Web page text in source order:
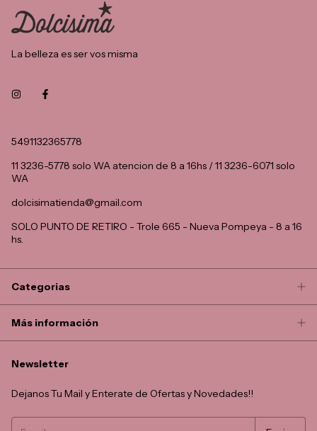
La belleza es ser vos misma
5491132365778
11 3236-5778 solo WA atencion de 8 a 16hs / 11 3236-6071 solo
WA
dolcisimatienda@gmail.com
SOLO PUNTO DE RETIRO - Trole 665 - Nueva Pompeya - 8 a 16
hs.
Categorias
Más información
Newsletter
Dejanos Tu Mail y Enterate de Ofertas y Novedades!!